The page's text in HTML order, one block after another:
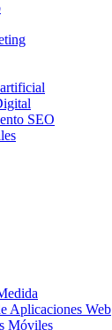
SEO
Aplicaciones Web
Móviles